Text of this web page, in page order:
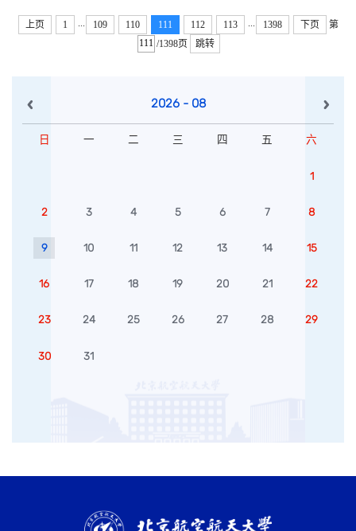
上页
1 ... 109 110 111 112 113 ... 1398 下页
第
/1398页
跳转
2026 - 08
日 一 二 三 四 五 六
1
2 3 4 5 6 7 8
9 10 11 12 13 14 15
16 17 18 19 20 21 22
23 24 25 26 27 28 29
30 31